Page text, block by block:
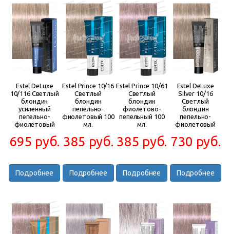
Estel DeLuxe
10/116 Светлый
блондин
усиленный
пепельно-
фиолетовый
695 руб.
Подробнее
Estel Prince 10/16
Светлый
блондин
пепельно-
фиолетовый 100
мл.
385 руб.
Подробнее
Estel Prince 10/61
Светлый
блондин
фиолетово-
пепельный 100
мл.
385 руб.
Подробнее
Estel DeLuxe
Silver 10/16
Светлый
блондин
пепельно-
фиолетовый
730 руб.
Подробнее